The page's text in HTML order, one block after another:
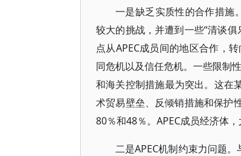
一是缺乏实质性的合作措施
较大的挑战，并遭到一些“清谈
点从APEC成员间的地区合作，
同危机以及信任危机。一些限制
和海关控制措施最为突出。这在
术贸易壁垒、反倾销措施和保护
80％和48％。APEC成员经济体
二是APEC机制约束力问题